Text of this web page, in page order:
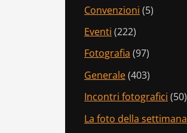
Convenzioni (5)
Eventi (222)
Fotografia (97)
Generale(403)
Incontri fotografici (50)
La foto della settimana